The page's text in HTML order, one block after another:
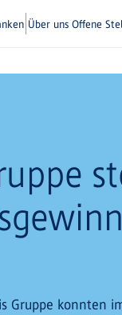
Über uns Offene
Gruppe konnten